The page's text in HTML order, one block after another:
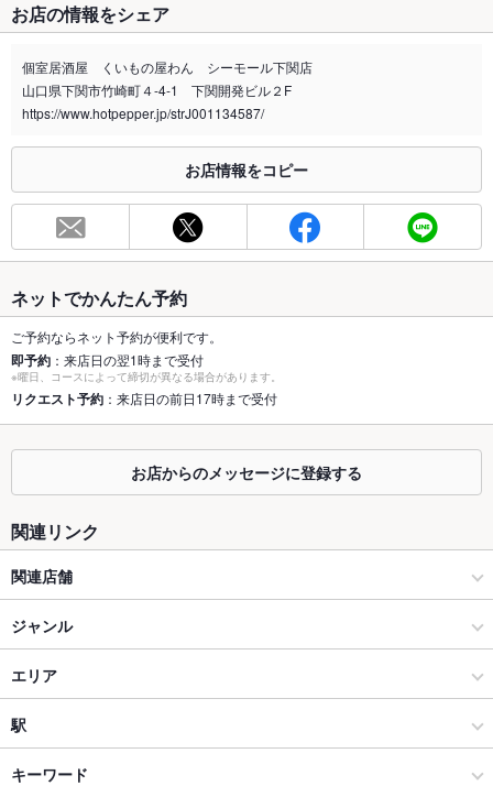
禁煙・喫煙
分煙（仕切りあり）
店内に喫煙ブースがございます。
喫煙専用室 あり
お席
総席数
92席(下関エリア最大級52名迄◎仕切りを入れれば人数に合わ
せて個室に)
最大宴会収
52人(下関エリア最大級52名迄収容可能な宴会個室を完備。)
個室
あり ：個室は2名様～最大52名様まで収容可能な完全個室を完
備しております。店内に喫煙ブースあり。
心してご利用頂ける造りとなっております。
掘りごたつ
あり ：全席掘りごたつ席となっております。接待などマルチに
ソファー
なし ：ソファー席はございませんが、ひと目も気にせず寛げる
テラス席
なし ：テラス席はございませんが、皆様が顔を合わせられる団
体個室をご用意しております。
貸切
貸切不可 ：ご予算やご要望のなど、大人数のご予約の際は店舗
お店の情報をシェア
個室居酒屋 くいもの屋わん シーモール下関店
山口県下関市竹崎町４-4-1 下関開発ビル２F
https://www.hotpepper.jp/strJ001134587/
お店情報をコピー
ネットでかんたん予約
ご予約ならネット予約が便利です。
即予約 ：来店日の翌1時まで受付
※曜日、コースによって締切が異なる場合があります。
リクエスト予約 ：来店日の前日17時まで受付
お店からのメッセージに登録する
関連リンク
関連店舗
くいもの屋 わん
くいもの屋わん 藤沢プライムビル店
個室居酒屋 くいもの屋わん 桜木町店
個室居酒屋 くいもの屋わん 綱島店
ジャンル
居酒屋
和風
下関 × 居酒屋
エリア
下関駅
下関駅 × 居酒屋
駅
下関駅
キーワード